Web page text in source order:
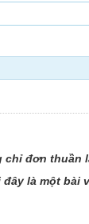
đơn thuần
là một bài